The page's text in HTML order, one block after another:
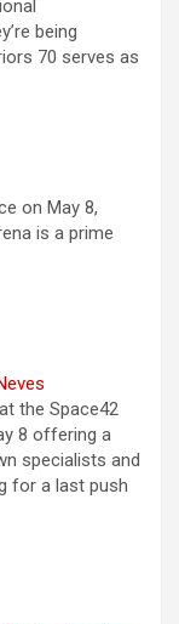
being
70 serves as
on May 8,
is a prime
the Space42
8 offering a
specialists and
for a last push